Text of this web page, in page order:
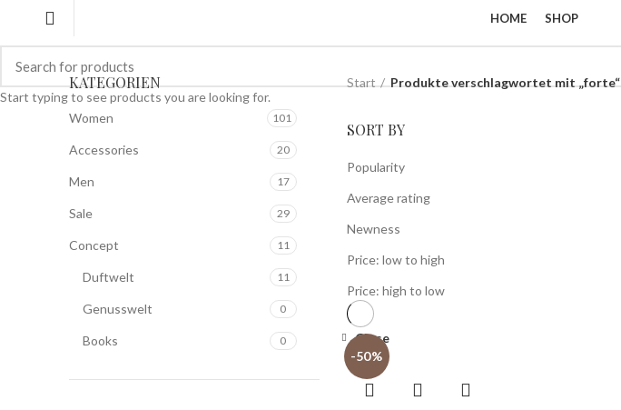
HOME SHOP
KATEGORIEN
Accessories 20
Concept 11
Books 0
Duftwelt 11
Genusswelt 0
Men 17
Sale 29
Women 101
Start Produkte verschlagwortet mit „forte“
SORT BY
Popularity
Average rating
Newness
Price: low to high
Price: high to low
-50%
Close
Start typing to see products you are looking for.